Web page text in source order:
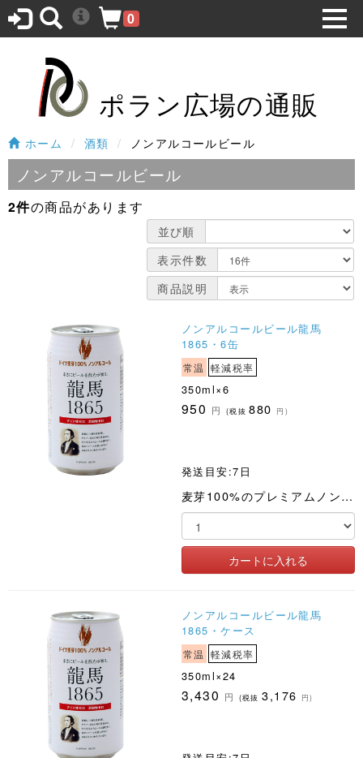
ポラン広場の通販
0
ホーム 酒類 ノンアルコールビール
ノンアルコールビール
2件の商品があります
並び順
表示件数
商品説明
ノンアルコールビール龍馬
1865・6缶
常温 軽減税率
350ml×6
950 円 (税抜880 円)
発送目安:7日
麦芽100%のプレミアムノンアルコールビール
ノンアルコールビール龍馬
1865・ケース
常温 軽減税率
350ml×24
3,430 円 (税抜3,176 円)